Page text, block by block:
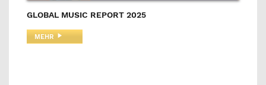
GLOBAL MUSIC REPORT 2025
MEHR